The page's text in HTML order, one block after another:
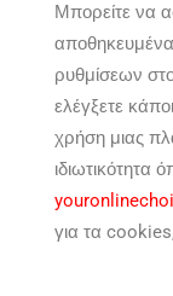
Μπορείτε να
ρυθμίσεων
ελέγξετε
χρήση μιας
ιδιωτικότητα
για τα